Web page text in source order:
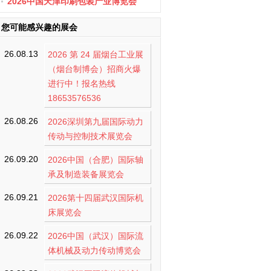
您可能感兴趣的展会
26.08.13
2026 第 24 届烟台工业展
（烟台制博会）招商火爆
进行中！报名热线
18653576536
26.08.26
2026深圳第九届国际动力
传动与控制技术展览会
26.09.20
2026中国（合肥）国际轴
承及制造装备展览会
26.09.21
2026第十四届武汉国际机
床展览会
26.09.22
2026中国（武汉）国际流
体机械及动力传动博览会